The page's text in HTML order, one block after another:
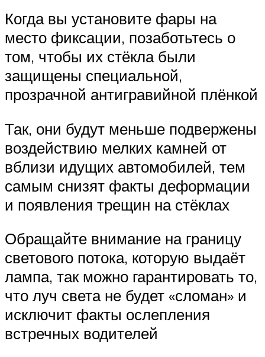
Когда вы установите фары на
место фиксации, позаботьтесь о
том, чтобы их стёкла были
защищены специальной,
прозрачной антигравийной плёнкой
Так, они будут меньше подвержены
воздействию мелких камней от
вблизи идущих автомобилей, тем
самым снизят факты деформации
и появления трещин на стёклах
Обращайте внимание на границу
светового потока, которую выдаёт
лампа, так можно гарантировать то,
что луч света не будет «сломан» и
исключит факты ослепления
встречных водителей